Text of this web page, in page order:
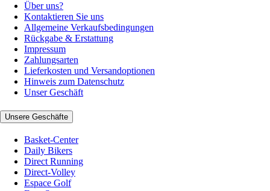
Über uns?
Kontaktieren Sie uns
Allgemeine Verkaufsbedingungen
Rückgabe & Erstattung
Impressum
Zahlungsarten
Lieferkosten und Versandoptionen
Hinweis zum Datenschutz
Unser Geschäft
Unsere Geschäfte
Basket-Center
Daily Bikers
Direct Running
Direct-Volley
Espace Golf